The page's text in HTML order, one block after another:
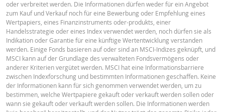
Key Information Document (EN) PDF
Key Information Document (FR)
PREISINFORMATION
oder verbreitet werden. Die Informationen dürfen weder für ein Angebot
zum Kauf und Verkauf noch für eine Bewerbung oder Empfehlung eines
Wertpapiers, eines Finanzinstruments oder-produkts, einer
Handelsstrategie oder eines Index verwendet werden, noch dürfen sie als
Indikation oder Garantie für eine künftige Wertentwicklung verstanden
werden. Einige Fonds basieren auf oder sind an MSCI-Indizes geknüpft, und
MSCI kann auf der Grundlage des verwalteten Fondsvermögens oder
anderer Kriterien vergütet werden. MSCI hat eine Informationsbarriere
zwischen Indexforschung und bestimmten Informationen geschaffen. Keine
der Informationen kann für sich genommen verwendet werden, um zu
bestimmen, welche Wertpapiere gekauft oder verkauft werden sollen oder
wann sie gekauft oder verkauft werden sollen. Die Informationen werden